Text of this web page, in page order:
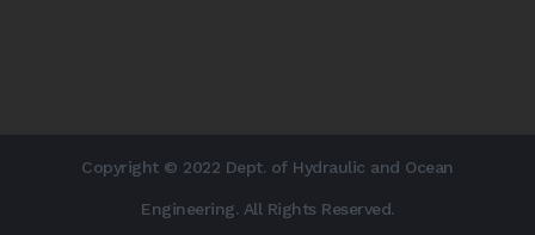
Copyright © 2022 Dept. of Hydraulic and Ocean
Engineering. All Rights Reserved.